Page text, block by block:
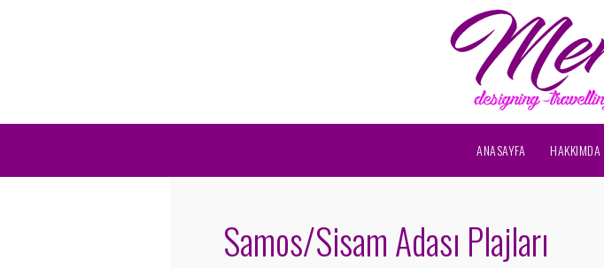
ANASAYFA HAKKIMDA
Samos/Sisam Adası Plajları